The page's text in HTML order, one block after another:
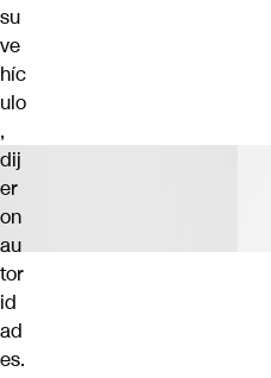
su
ve
híc
ulo
,
dij
er
on
au
tor
id
ad
es.